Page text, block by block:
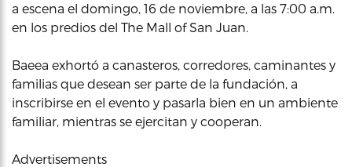
a escena el domingo, 16 de noviembre, a las 7:00 a.m.
en los predios del The Mall of San Juan.
Baeea exhortó a canasteros, corredores, caminantes y
familias que desean ser parte de la fundación, a
inscribirse en el evento y pasarla bien en un ambiente
familiar, mientras se ejercitan y cooperan.
Advertisements